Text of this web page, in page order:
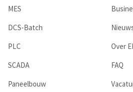
MES
DCS-Batch
PLC
SCADA
Paneelbouw
Over
FAQ